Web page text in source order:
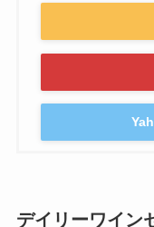
デイリーワイン